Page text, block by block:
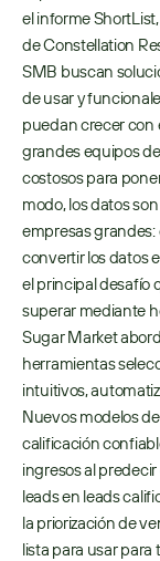
el informe
de Constellation
SMB buscan
de usar y
puedan crecer con
grandes equipos
costosos para
modo, los datos
empresas grandes:
convertir los datos
el principal desafío
superar mediante
Sugar Market
herramientas
intuitivos,
Nuevos modelos
calificación
ingresos al
leads en leads
la priorización de
lista para usar